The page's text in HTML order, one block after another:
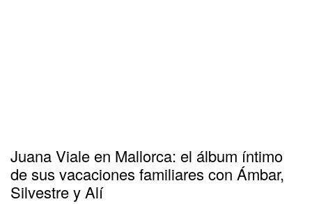
Juana Viale en Mallorca: el álbum íntimo
de sus vacaciones familiares con Ámbar,
Silvestre y Alí